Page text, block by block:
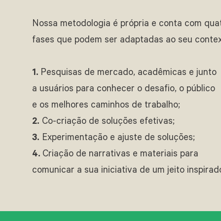
Nossa metodologia é própria e conta com
fases que podem ser adaptadas ao seu
1. Pesquisas de mercado, acadêmicas e junto
a usuários para conhecer o desafio, o público
e os melhores caminhos de trabalho;
2. Co-criação de soluções efetivas;
3. Experimentação e ajuste de soluções;
4. Criação de narrativas e materiais para
comunicar a sua iniciativa de um jeito